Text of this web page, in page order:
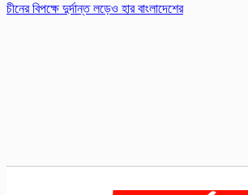
চীনের বিপক্ষে দুর্দান্ত লড়েও হার বাংলাদেশের